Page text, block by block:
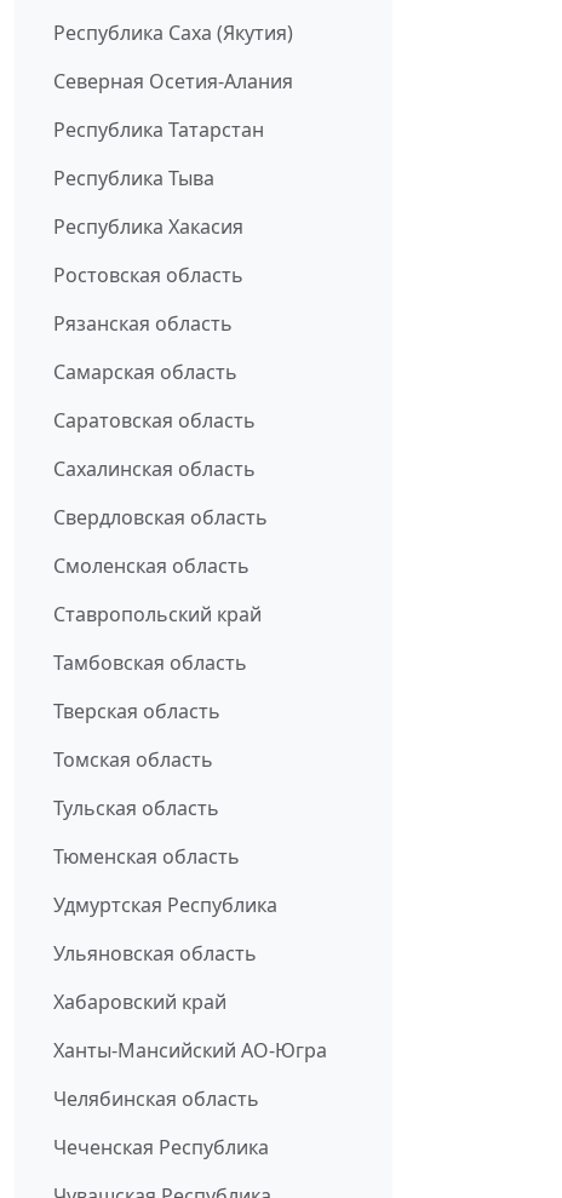
Республика Саха (Якутия)
Северная Осетия-Алания
Республика Татарстан
Республика Тыва
Республика Хакасия
Ростовская область
Рязанская область
Самарская область
Саратовская область
Сахалинская область
Свердловская область
Смоленская область
Ставропольский край
Тамбовская область
Тверская область
Томская область
Тульская область
Тюменская область
Удмуртская Республика
Ульяновская область
Хабаровский край
Ханты-Мансийский АО-Югра
Челябинская область
Чеченская Республика